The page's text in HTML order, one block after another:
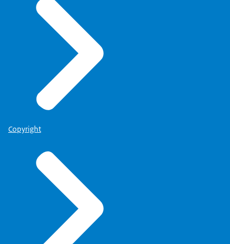
Copyright